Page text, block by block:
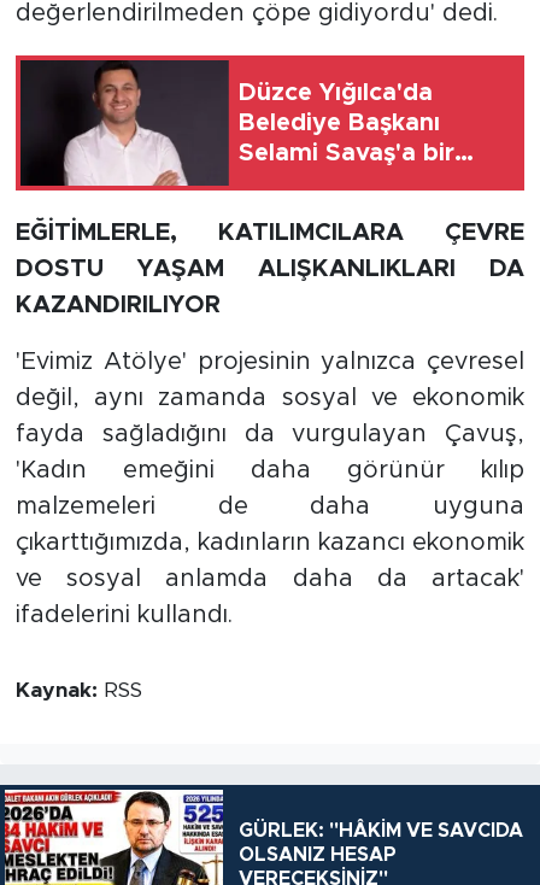
değerlendirilmeden çöpe gidiyordu' dedi.
Düzce Yığılca'da
Belediye Başkanı
Selami Savaş'a bir
EĞİTİMLERLE, KATILIMCILARA ÇEVRE
DOSTU YAŞAM ALIŞKANLIKLARI DA
KAZANDIRILIYOR
'Evimiz Atölye' projesinin yalnızca çevresel
değil, aynı zamanda sosyal ve ekonomik
fayda sağladığını da vurgulayan Çavuş,
'Kadın emeğini daha görünür kılıp
malzemeleri de daha uyguna
çıkarttığımızda, kadınların kazancı ekonomik
ve sosyal anlamda daha da artacak'
ifadelerini kullandı.
Kaynak: RSS
GÜRLEK: "HÂKİM VE SAVCIDA
OLSANIZ HESAP
VERECEKSİNİZ"